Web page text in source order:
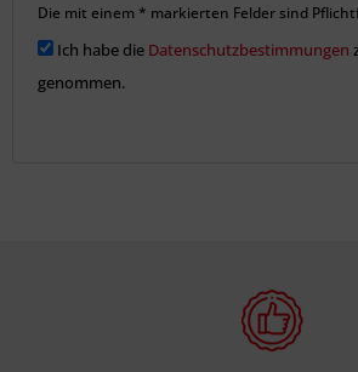
Die mit einem * markierten Felder sind
Ich habe die Datenschutzbestimmungen
genommen.